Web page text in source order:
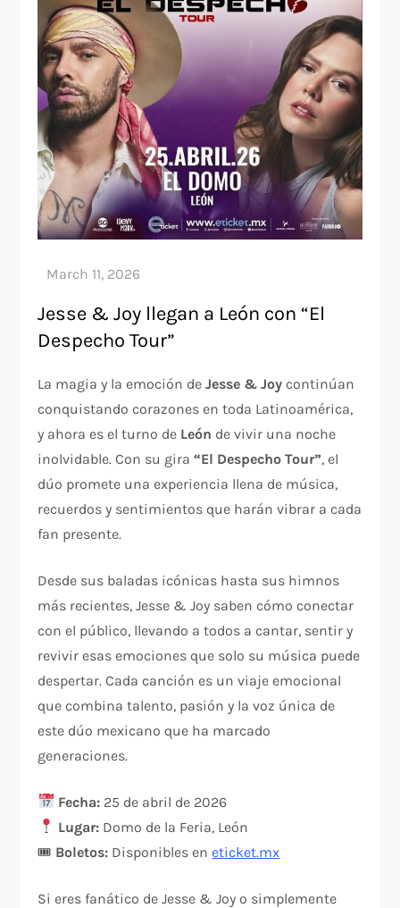
Jesse & Joy llegan a León con “El
Despecho Tour”
La magia y la emoción deJesse & Joy continúan
conquistando corazones en toda Latinoamérica,
y ahora es el turno de León de vivir una noche
inolvidable. Con su gira“El Despecho Tour”, el
dúo promete una experiencia llena de música,
recuerdos y sentimientos que harán vibrar a cada
fan presente.
Desde sus baladas icónicas hasta sus himnos
más recientes, Jesse & Joy saben cómo conectar
con el público, llevando a todos a cantar, sentir y
revivir esas emociones que solo su música puede
despertar. Cada canción es un viaje emocional
que combina talento, pasión y la voz única de
este dúo mexicano que ha marcado
generaciones.
Fecha:25 de abril de 2026
Lugar:Domo de la Feria, León
🎟 Boletos: Disponibles eneticket.mx
Si eres fanático de Jesse & Joy o simplemente